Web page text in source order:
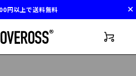
円以上で送料無料